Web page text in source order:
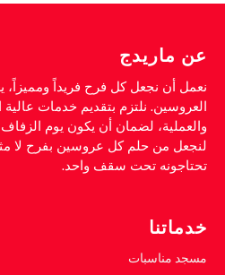
عن ماريدج
نعمل أن نجعل كل فرح فريداً
العروسين. نلتزم بتقديم خدمات
والعملية، لضمان أن يكون يوم
لنجعل من حلم كل عروسين بفرح لا
تحتاجونه تحت سقف واحد.
خدماتنا
مسجد مناسبات